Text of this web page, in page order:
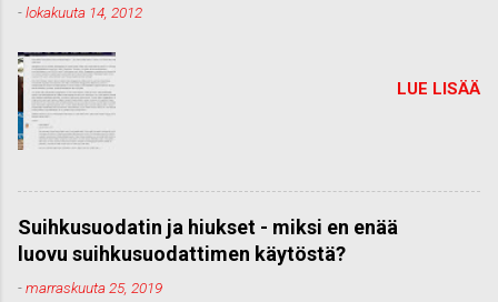
-lokakuuta 14, 2012
LUE LISÄÄ
Suihkusuodatin ja hiukset - miksi en enää
luovu suihkusuodattimen käytöstä?
-marraskuuta 25, 2019